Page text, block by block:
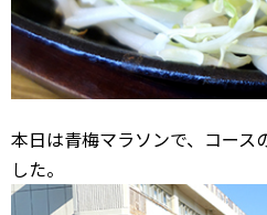
本日は青梅マラソンで、コース
した。